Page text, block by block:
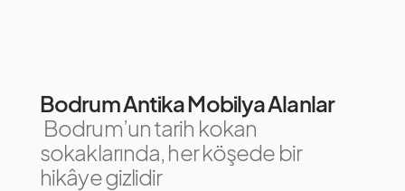
Bodrum Antika Mobilya Alanlar
Bodrum’un tarih kokan
sokaklarında, her köşede bir
hikâye gizlidir